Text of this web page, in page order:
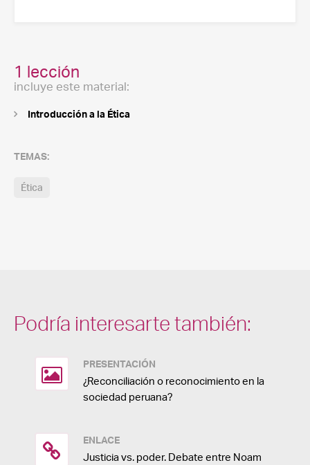
1 lección
incluye este material:
Introducción a la Ética
TEMAS:
Ética
Podría interesarte también:
PRESENTACIÓN
¿Reconciliación o reconocimiento en la
sociedad peruana?
ENLACE
Justicia vs. poder. Debate entre Noam